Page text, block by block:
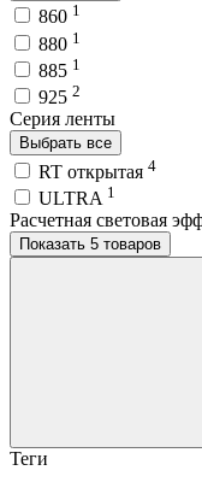
860 1
880 1
885 1
925 2
Серия ленты
Выбрать все
RT открытая 4
ULTRA 1
Расчетная световая
Показать 5 товаров
Теги